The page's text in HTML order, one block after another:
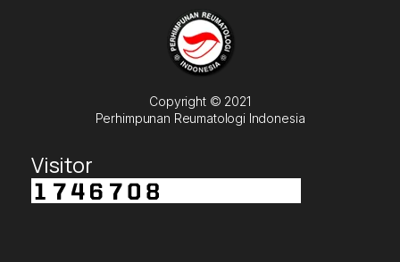
Copyright © 2021
Perhimpunan Reumatologi Indonesia
Visitor